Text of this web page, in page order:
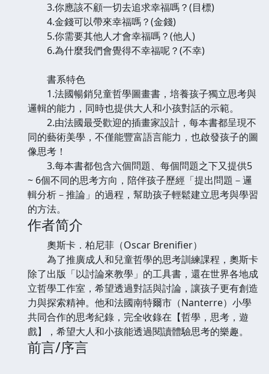
3.你應該不顧一切去追求幸福嗎？(目標)
4.金錢可以帶來幸福嗎？(金錢)
5.你需要其他人才會幸福嗎？(他人)
6.為什麼我們會覺得不幸福呢？(不幸)
書系特色
1.法國暢銷兒童哲學圖畫書，培養孩子獨立思考與
邏輯的能力，同時也提供大人和小孩對話的示範。
2.由法國最受歡迎的插畫家設計，每本書都呈現不
同的藝術美學，不僅能豐富語言能力，也啟發孩子的圖
像思考！
3.每本書都包含六個問題、每個問題之下又提供5
~ 6個不同的思考方向，陪伴孩子歷經「提出問題－邏
輯分析－推論」的過程，幫助孩子輕鬆建立思考與學習
的方法。
作者简介
奧斯卡．柏尼菲（Oscar Brenifier）
為了推廣成人和兒童哲學的思考訓練課程，奧斯卡
除了出版「以討論來教學」的工具書，還在世界各地成
立哲學工作室，希望透過對話與討論，讓孩子更有創造
力與探索精神。他和法國南特爾市（Nanterre）小學
共同合作的思考紀錄，完全收錄在【哲學，思考，遊
戲】，希望大人和小孩能透過閱讀體驗思考的樂趣。
前言/序言